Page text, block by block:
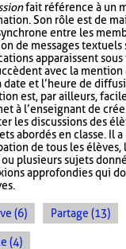
fait référence à un
Son rôle est de
entre les
de messages
apparaissent
avec la
date et l’heure de
est, par ailleurs,
à l’enseignant de
les discussions des
abordés en classe. Il a
de tous les élèves,
plusieurs sujets
approfondies qui
(6) Partage (13)
(4)